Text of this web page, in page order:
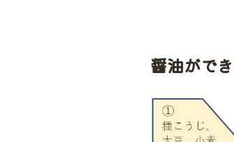
醤油がで